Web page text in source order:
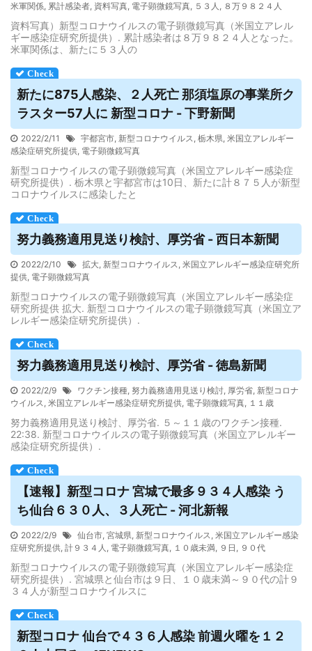
米軍関係, 累計感染者, 資料写真, 電子顕微鏡写真, ５３人 , ８万９８２４人
資料写真）新型コロナウイルスの電子顕微鏡写真（米国立アレル
ギー感染症研究所提供）. 累計感染者は８万９８２４人となった。
米軍関係は、新たに５３人の
新たに875人感染、２人死亡 那須塩原の事業所ク
ラスター57人に 新型コロナ - 下野新聞
2022/2/11 宇都宮市, 新型コロナウイルス, 栃木県, 米国立アレルギー
感染症研究所提供, 電子顕微鏡写真
新型コロナウイルスの電子顕微鏡写真（米国立アレルギー感染症
研究所提供）. 栃木県と宇都宮市は10日、新たに計８７５人が新型
コロナウイルスに感染したと
努力義務適用見送り検討、厚労省 - 西日本新聞
2022/2/10 拡大, 新型コロナウイルス, 米国立アレルギー感染症研究所
提供, 電子顕微鏡写真
新型コロナウイルスの電子顕微鏡写真（米国立アレルギー感染症
研究所提供 拡大. 新型コロナウイルスの電子顕微鏡写真（米国立ア
レルギー感染症研究所提供）.
努力義務適用見送り検討、厚労省 - 徳島新聞
2022/2/9 ワクチン接種, 努力義務適用見送り検討, 厚労省, 新型コロナ
ウイルス, 米国立アレルギー感染症研究所提供, 電子顕微鏡写真, １１歳
努力義務適用見送り検討、厚労省. ５～１１歳のワクチン接種.
22:38. 新型コロナウイルスの電子顕微鏡写真（米国立アレルギー
感染症研究所提供）.
【速報】新型コロナ 宮城で最多９３４人感染 う
ち仙台６３０人、３人死亡 - 河北新報
2022/2/9 仙台市, 宮城県, 新型コロナウイルス, 米国立アレルギー感染
症研究所提供, 計９３４人 , 電子顕微鏡写真, １０歳未満, ９日 , ９０代
新型コロナウイルスの電子顕微鏡写真（米国立アレルギー感染症
研究所提供）. 宮城県と仙台市は９日、１０歳未満～９０代の計９
３４人が新型コロナウイルスに
新型コロナ 仙台で４３６人感染 前週火曜を１２